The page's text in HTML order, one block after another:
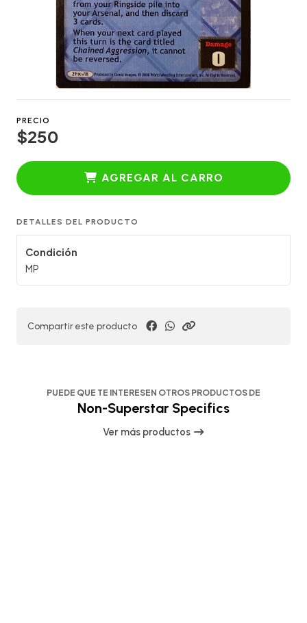
PRECIO
$250
AGREGAR AL CARRO
DETALLES DEL PRODUCTO
Condición
MP
Compartir este producto
PUEDE QUE TE INTERESEN OTROS PRODUCTOS DE
Non-Superstar Specifics
Ver más productos